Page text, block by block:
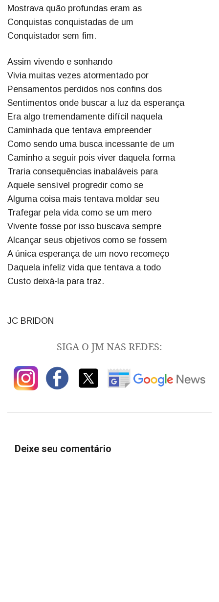
Mostrava quão profundas eram as
Conquistas conquistadas de um
Conquistador sem fim.
Assim vivendo e sonhando
Vivia muitas vezes atormentado por
Pensamentos perdidos nos confins dos
Sentimentos onde buscar a luz da esperança
Era algo tremendamente difícil naquela
Caminhada que tentava empreender
Como sendo uma busca incessante de um
Caminho a seguir pois viver daquela forma
Traria consequências inabaláveis para
Aquele sensível progredir como se
Alguma coisa mais tentava moldar seu
Trafegar pela vida como se um mero
Vivente fosse por isso buscava sempre
Alcançar seus objetivos como se fossem
A única esperança de um novo recomeço
Daquela infeliz vida que tentava a todo
Custo deixá-la para traz.
JC BRIDON
SIGA O JM NAS REDES:
Deixe seu comentário